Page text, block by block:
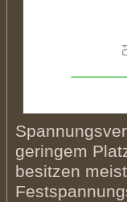
geringem
besitzen